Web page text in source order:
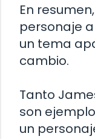
En
personaje
un tema
cambio.
Tanto
son
un